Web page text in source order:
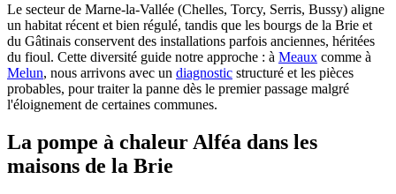
Le secteur de Marne-la-Vallée (Chelles, Torcy, Serris, Bussy) aligne
un habitat récent et bien régulé, tandis que les bourgs de la Brie et
du Gâtinais conservent des installations parfois anciennes, héritées
du fioul. Cette diversité guide notre approche : à Meaux comme à
Melun, nous arrivons avec un diagnostic structuré et les pièces
probables, pour traiter la panne dès le premier passage malgré
l'éloignement de certaines communes.
La pompe à chaleur Alféa dans les
maisons de la Brie